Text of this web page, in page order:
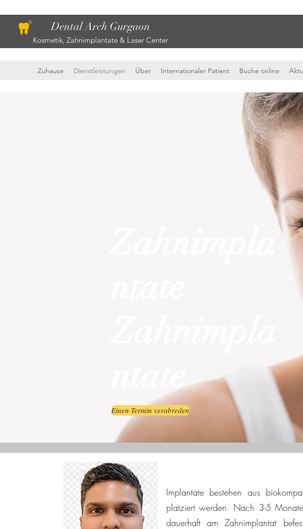
Dental Arch Gurgaon
Kosmetik, Zahnimplantate & Laser Center
Zuhause Dienstleistungen Über Internationaler Patient Buche online
ntate
Einen Termin verabreden
Implantate bestehen aus
platziert werden. Nach 3-5
dauerhaft am Zahnimplantat